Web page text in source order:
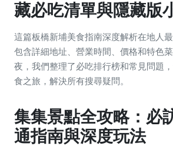
藏必吃清單與隱藏版
這篇板橋新埔美食指南深度解析在地人
包含詳細地址、營業時間、價格和特色
夜，我們整理了必吃排行榜和常見問題
食之旅，解決所有搜尋疑問。
集集景點全攻略：必
通指南與深度玩法